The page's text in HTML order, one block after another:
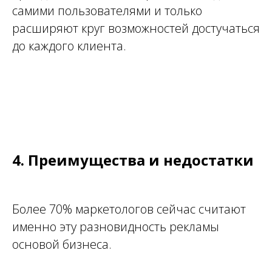
самими пользователями и только
расширяют круг возможностей достучаться
до каждого клиента.
4. Преимущества и недостатки
Более 70% маркетологов сейчас считают
именно эту разновидность рекламы
основой бизнеса.